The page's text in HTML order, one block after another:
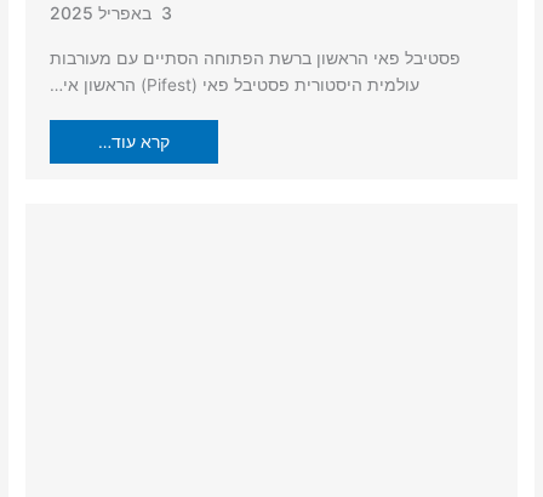
3 באפריל 2025
פסטיבל פאי הראשון ברשת הפתוחה הסתיים עם מעורבות
עולמית היסטורית פסטיבל פאי (Pifest) הראשון אי…
קרא עוד…